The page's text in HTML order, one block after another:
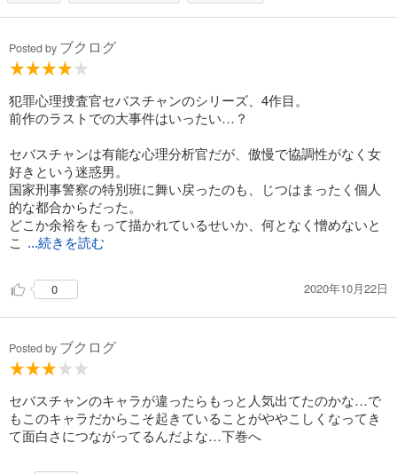
Posted by ブクログ
犯罪心理捜査官セバスチャンのシリーズ、4作目。
前作のラストでの大事件はいったい…？
セバスチャンは有能な心理分析官だが、傲慢で協調性がなく女
好きという迷惑男。
国家刑事警察の特別班に舞い戻ったのも、じつはまったく個人
的な都合からだった。
どこか余裕をもって描かれているせいか、何となく憎めないと
こ
...続きを読む
0 2020年10月22日
Posted by ブクログ
セバスチャンのキャラが違ったらもっと人気出てたのかな…で
もこのキャラだからこそ起きていることがややこしくなってき
て面白さにつながってるんだよな…下巻へ